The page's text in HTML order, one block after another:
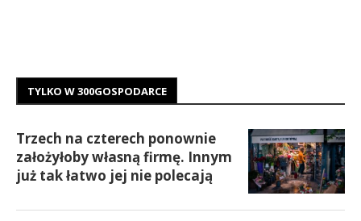
TYLKO W 300GOSPODARCE
Trzech na czterech ponownie
założyłoby własną firmę. Innym
już tak łatwo jej nie polecają